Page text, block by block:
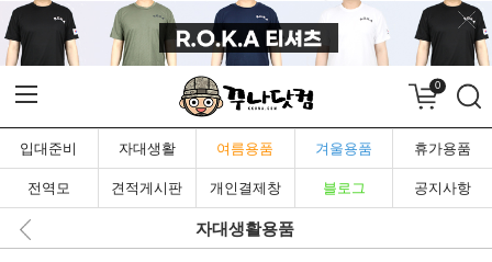
0
입대준비 자대생활 여름용품 겨울용품 휴가용품
전역모 견적게시판 개인결제창 블로그 공지사항
자대생활용품